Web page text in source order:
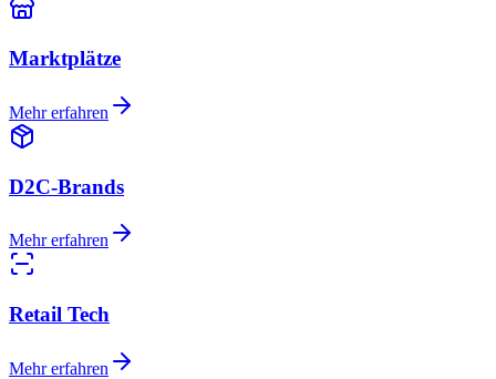
Marktplätze
Mehr erfahren
D2C-Brands
Mehr erfahren
Retail Tech
Mehr erfahren